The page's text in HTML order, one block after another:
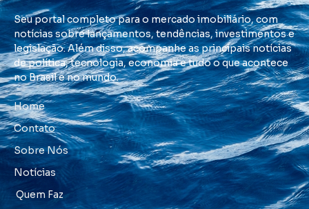
Seu portal completo para o mercado imobiliário, com
notícias sobre lançamentos, tendências, investimentos e
legislação. Além disso, acompanhe as principais notícias
de política, tecnologia, economia e tudo o que acontece
no Brasil e no mundo.
Home
Contato
Sobre Nós
Notícias
Quem Faz